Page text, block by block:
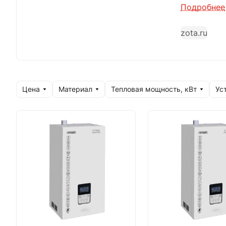
Высокая
Остается
Подробнее
zota.ru
Цена Материал Тепловая мощность, кВт